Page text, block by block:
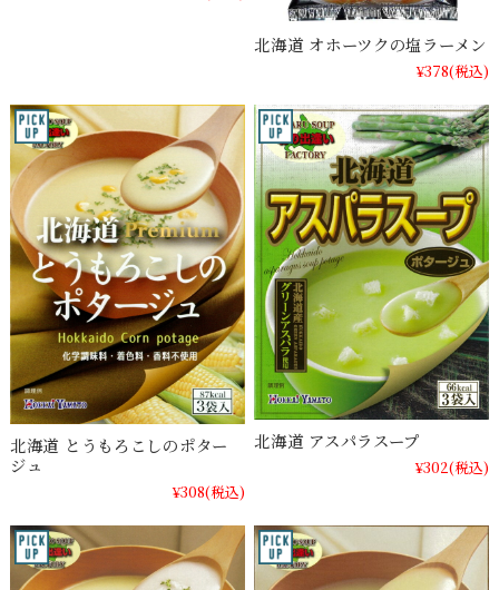
北海道 オホーツクの塩ラーメン
¥378(税込)
北海道 とうもろこしのポター
ジュ
¥308(税込)
北海道 アスパラスープ
¥302(税込)